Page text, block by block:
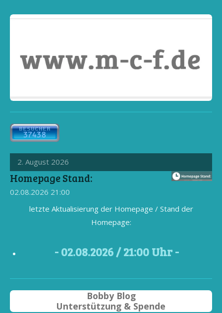
2. August 2026
Homepage Stand:
02.08.2026 21:00
letzte Aktualisierung der Homepage / Stand der
Homepage:
- 02.08.2026 / 21:00 Uhr -
Bobby Blog
Unterstützung & Spende